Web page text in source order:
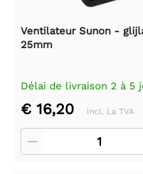
Ventilateur Sunon -
25mm
Délai de livraison 2 à 5
€ 16,20 Incl. La TVA